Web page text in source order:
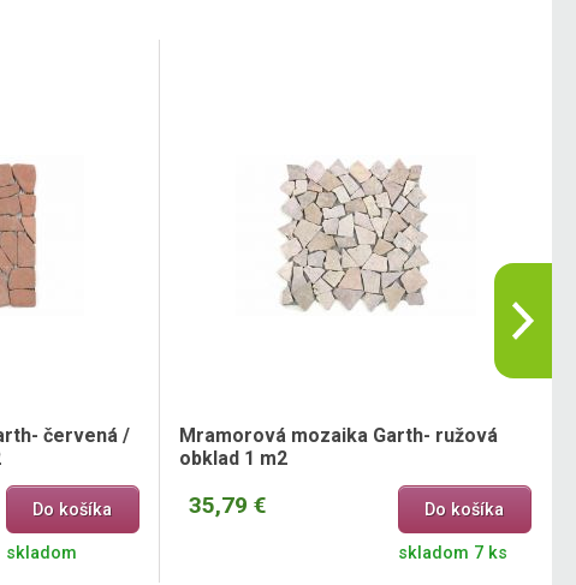
červená /
Do košíka
skladom
Mramorová mozaika Garth- ružová
obklad 1 m2
35,79 € Do košíka
skladom 7 ks